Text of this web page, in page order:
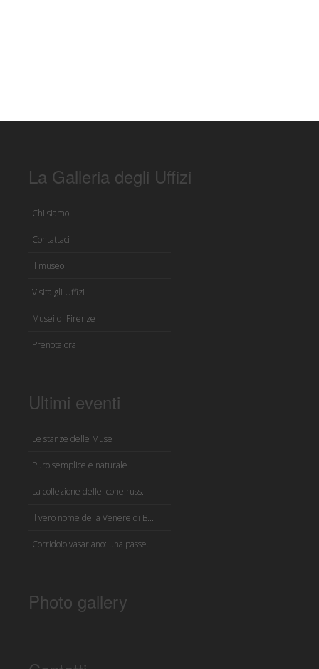
La Galleria degli Uffizi
Chi siamo
Contattaci
Il museo
Visita gli Uffizi
Musei di Firenze
Prenota ora
Ultimi eventi
Le stanze delle Muse
Puro semplice e naturale
La collezione delle icone russ...
Il vero nome della Venere di B...
Corridoio vasariano: una passe...
Photo gallery